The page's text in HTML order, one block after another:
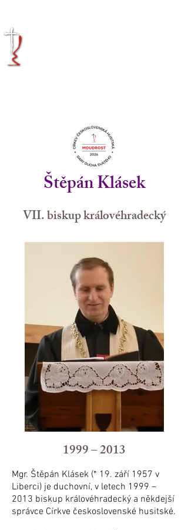
Štěpán Klásek
VII. biskup královéhradecký
1999 – 2013
Mgr. Štěpán Klásek (* 19. září 1957 v
Liberci) je duchovní, v letech 1999 –
2013 biskup královéhradecký a někdejší
správce Církve československé husitské.